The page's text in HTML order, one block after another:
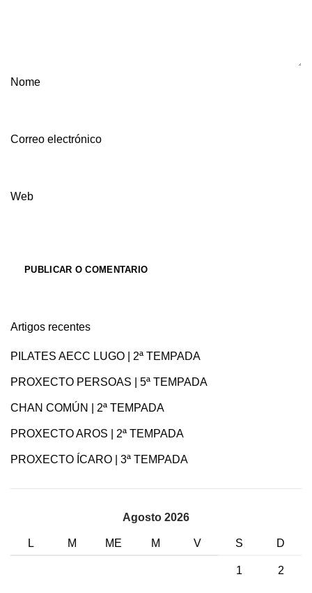
Nome
Correo electrónico
Web
Artigos recentes
PILATES AECC LUGO | 2ª TEMPADA
PROXECTO PERSOAS | 5ª TEMPADA
CHAN COMÚN | 2ª TEMPADA
PROXECTO AROS | 2ª TEMPADA
PROXECTO ÍCARO | 3ª TEMPADA
Agosto 2026
L M ME M V S D
1 2